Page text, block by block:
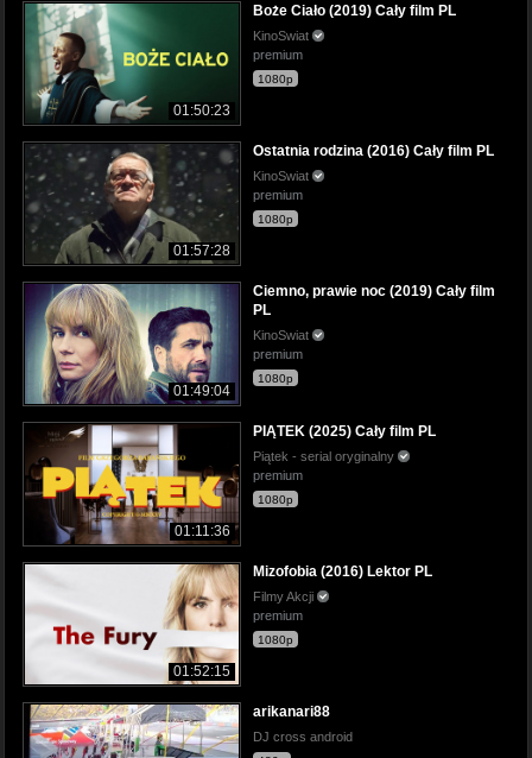
01:50:23
Boże Ciało (2019) Cały film PL
KinoSwiat
premium
1080p
01:57:28
Ostatnia rodzina (2016) Cały film PL
KinoSwiat
premium
1080p
01:49:04
Ciemno, prawie noc (2019) Cały film
PL
KinoSwiat
premium
1080p
01:11:36
PIĄTEK (2025) Cały film PL
Piątek - serial oryginalny
premium
1080p
01:52:15
Mizofobia (2016) Lektor PL
Filmy Akcji
premium
1080p
arikanari88
DJ cross android